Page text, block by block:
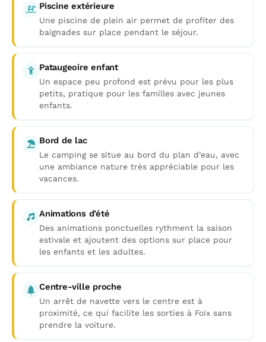
Piscine extérieure
Une piscine de plein air permet de profiter des
baignades sur place pendant le séjour.
Pataugeoire enfant
Un espace peu profond est prévu pour les plus
petits, pratique pour les familles avec jeunes
enfants.
Bord de lac
Le camping se situe au bord du plan d’eau, avec
une ambiance nature très appréciable pour les
vacances.
Animations d’été
Des animations ponctuelles rythment la saison
estivale et ajoutent des options sur place pour
les enfants et les adultes.
Centre-ville proche
Un arrêt de navette vers le centre est à
proximité, ce qui facilite les sorties à Foix sans
prendre la voiture.